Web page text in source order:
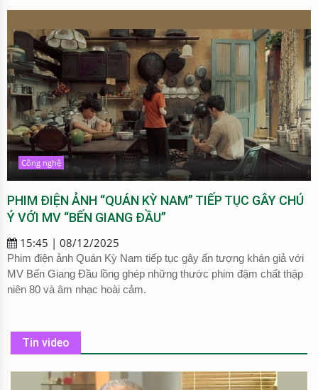
Công nghệ
PHIM ĐIỆN ẢNH “QUÁN KỲ NAM” TIẾP TỤC GÂY CHÚ
Ý VỚI MV “BẾN GIANG ĐẦU”
15:45 | 08/12/2025
Phim điện ảnh Quán Kỳ Nam tiếp tục gây ấn tượng khán giả với
MV Bến Giang Đầu lồng ghép những thước phim đậm chất thập
niên 80 và âm nhạc hoài cảm.
Tin video